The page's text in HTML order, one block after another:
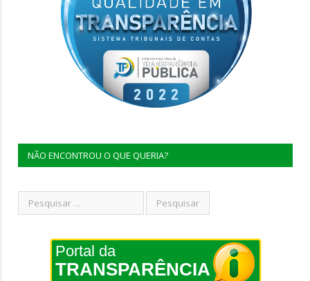
NÃO ENCONTROU O QUE QUERIA?
Portal da
TRANSPARÊNCIA